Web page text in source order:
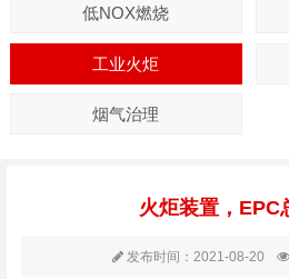
低NOX燃烧
工业火炬
烟气治理
火炬装置，EPC
发布时间：2021-08-20